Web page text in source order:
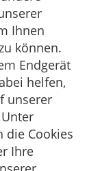
Ihnen
können.
Endgerät
helfen,
unserer
die Cookies
Ihre